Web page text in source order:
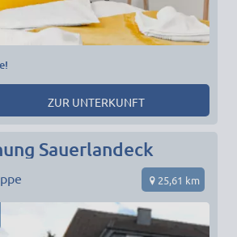
ZUR UNTERKUNFT
Sauerlandeck
25,61 km